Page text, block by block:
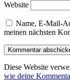
Website
Name, E-Mail-
meinen nächsten
Diese Website
wie deine